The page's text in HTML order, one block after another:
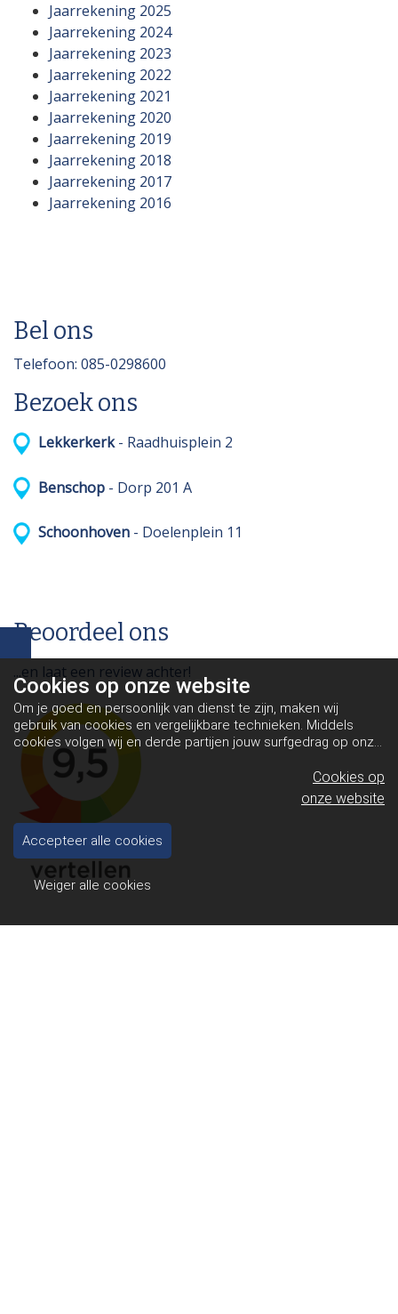
Jaarrekening 2025
Jaarrekening 2024
Jaarrekening 2023
Jaarrekening 2022
Jaarrekening 2021
Jaarrekening 2020
Jaarrekening 2019
Jaarrekening 2018
Jaarrekening 2017
Jaarrekening 2016
Bel ons
Telefoon: 085-0298600
Bezoek ons
Lekkerkerk- Raadhuisplein 2
Benschop - Dorp 201 A
Schoonhoven - Doelenplein 11
Beoordeel ons
...en laat een review achter!
Cookies op onze website
Om je goed en persoonlijk van dienst te zijn, maken wij
gebruik van cookies en vergelijkbare technieken. Middels
cookies volgen wij en derde partijen jouw surfgedrag op onze
website. Hiermee tonen wij gepersonaliseerde advertenties
en dit maakt het voor jou mogelijk om informatie te delen via
social media.
Bekijk ons cookiebeleid
Cookies op
onze website
Accepteer alle cookies
Weiger alle cookies